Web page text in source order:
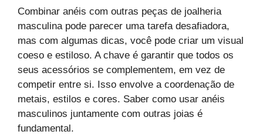
Combinar anéis com outras peças de joalheria
masculina pode parecer uma tarefa desafiadora,
mas com algumas dicas, você pode criar um visual
coeso e estiloso. A chave é garantir que todos os
seus acessórios se complementem, em vez de
competir entre si. Isso envolve a coordenação de
metais, estilos e cores. Saber como usar anéis
masculinos juntamente com outras joias é
fundamental.